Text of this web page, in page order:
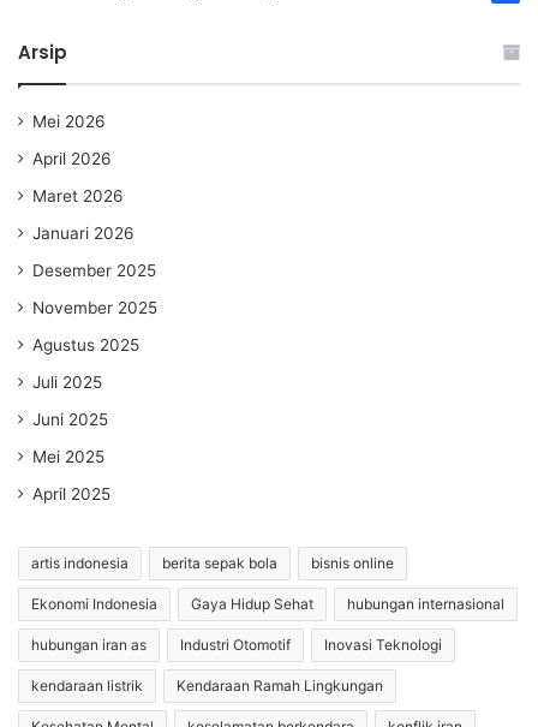
Arsip
Mei 2026
April 2026
Maret 2026
Januari 2026
Desember 2025
November 2025
Agustus 2025
Juli 2025
Juni 2025
Mei 2025
April 2025
artis indonesia berita sepak bola bisnis online
Ekonomi Indonesia Gaya Hidup Sehat hubungan internasional
hubungan iran as Industri Otomotif Inovasi Teknologi
kendaraan listrik Kendaraan Ramah Lingkungan